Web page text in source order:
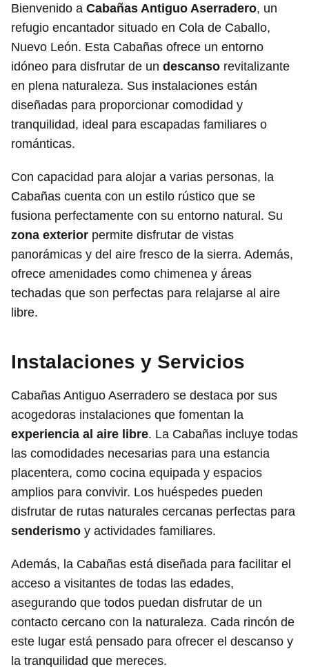
Bienvenido a Cabañas Antiguo Aserradero, un
refugio encantador situado en Cola de Caballo,
Nuevo León. Esta Cabañas ofrece un entorno
idóneo para disfrutar de un descanso revitalizante
en plena naturaleza. Sus instalaciones están
diseñadas para proporcionar comodidad y
tranquilidad, ideal para escapadas familiares o
románticas.
Con capacidad para alojar a varias personas, la
Cabañas cuenta con un estilo rústico que se
fusiona perfectamente con su entorno natural. Su
zona exterior permite disfrutar de vistas
panorámicas y del aire fresco de la sierra. Además,
ofrece amenidades como chimenea y áreas
techadas que son perfectas para relajarse al aire
libre.
Instalaciones y Servicios
Cabañas Antiguo Aserradero se destaca por sus
acogedoras instalaciones que fomentan la
experiencia al aire libre. La Cabañas incluye todas
las comodidades necesarias para una estancia
placentera, como cocina equipada y espacios
amplios para convivir. Los huéspedes pueden
disfrutar de rutas naturales cercanas perfectas para
senderismo y actividades familiares.
Además, la Cabañas está diseñada para facilitar el
acceso a visitantes de todas las edades,
asegurando que todos puedan disfrutar de un
contacto cercano con la naturaleza. Cada rincón de
este lugar está pensado para ofrecer el descanso y
la tranquilidad que mereces.